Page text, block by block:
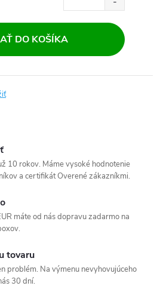
DO KOŠÍKA
10 rokov. Máme vysoké hodnotenie
a certifikát Overené zákazníkmi.
máte od nás dopravu zadarmo na
tovaru
problém. Na výmenu nevyhovujúceho
30 dní.